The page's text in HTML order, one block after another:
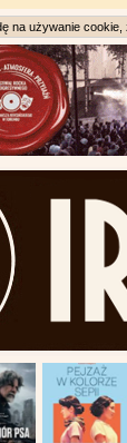
na używanie